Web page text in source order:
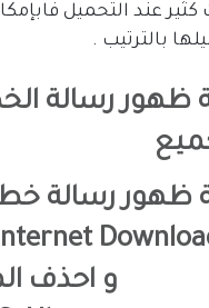
كثير عند التحميل
بالترتيب .
رسالة
رسالة
و احذف